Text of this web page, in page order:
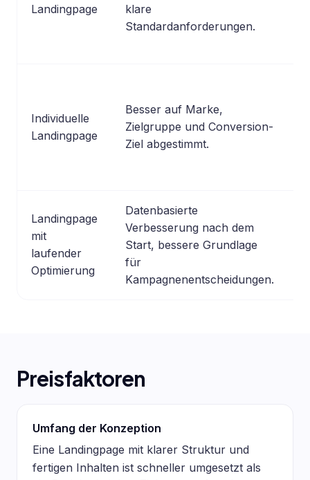
Landingpage
klare
Standardanforderungen.
Individuelle
Landingpage
Besser auf Marke,
Zielgruppe und Conversion-
Ziel abgestimmt.
Landingpage
mit
laufender
Optimierung
Datenbasierte
Verbesserung nach dem
Start, bessere Grundlage
für
Kampagnenentscheidungen.
Preisfaktoren
Umfang der Konzeption
Eine Landingpage mit klarer Struktur und
fertigen Inhalten ist schneller umgesetzt als